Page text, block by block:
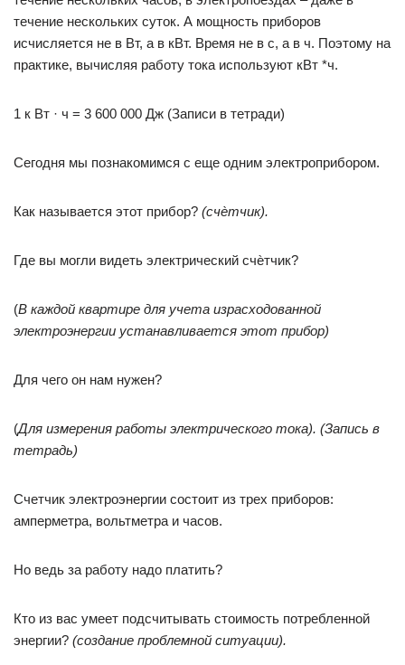
течение нескольких суток. А мощность приборов
исчисляется не в Вт, а в кВт. Время не в с, а в ч. Поэтому на
практике, вычисляя работу тока используют кВт *ч.
1 к Вт · ч = 3 600 000 Дж (Записи в тетради)
Сегодня мы познакомимся с еще одним электроприбором.
Как называется этот прибор? (счѐтчик).
Где вы могли видеть электрический счѐтчик?
(В каждой квартире для учета израсходованной
электроэнергии устанавливается этот прибор)
Для чего он нам нужен?
(Для измерения работы электрического тока). (Запись в
тетрадь)
Счетчик электроэнергии состоит из трех приборов:
амперметра, вольтметра и часов.
Но ведь за работу надо платить?
Кто из вас умеет подсчитывать стоимость потребленной
энергии? (создание проблемной ситуации).